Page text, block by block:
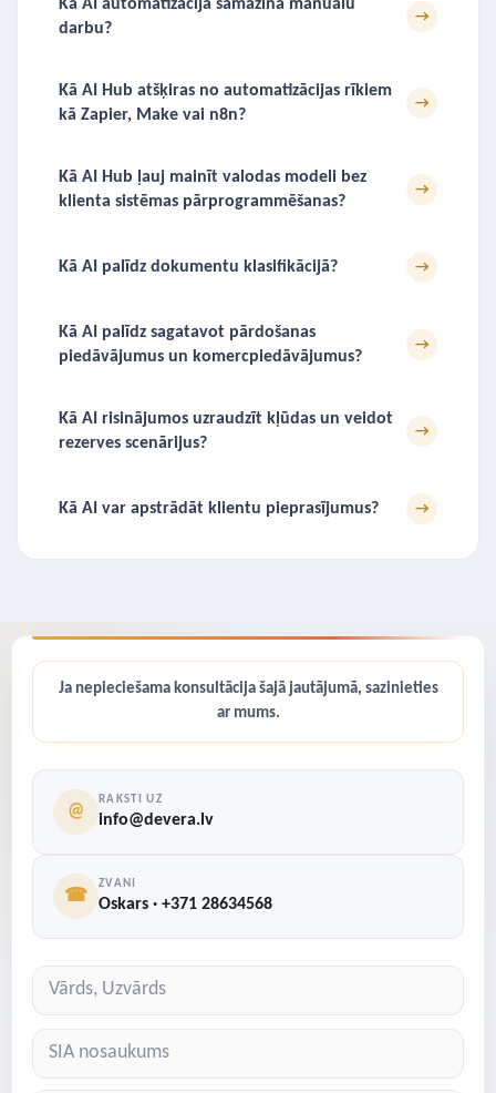
Kā AI automatizācija samazina manuālu
darbu?
→
Kā AI Hub atšķiras no automatizācijas rīkiem
kā Zapier, Make vai n8n?
→
Kā AI Hub ļauj mainīt valodas modeli bez
klienta sistēmas pārprogrammēšanas?
→
Kā AI palīdz dokumentu klasifikācijā? →
Kā AI palīdz sagatavot pārdošanas
piedāvājumus un komercpiedāvājumus?
→
Kā AI risinājumos uzraudzīt kļūdas un veidot
rezerves scenārijus?
→
Kā AI var apstrādāt klientu pieprasījumus? →
Ja nepieciešama konsultācija šajā jautājumā, sazinieties
ar mums.
@
RAKSTI UZ
info@devera.lv
☎
ZVANI
Oskars · +371 28634568